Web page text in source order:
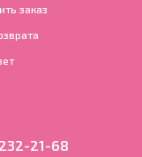
заказ
21-68